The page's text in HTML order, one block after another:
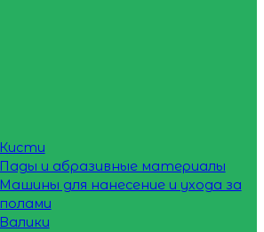
Кисти
Пады и абразивные материалы
Машины для нанесение и ухода за
полами
Валики